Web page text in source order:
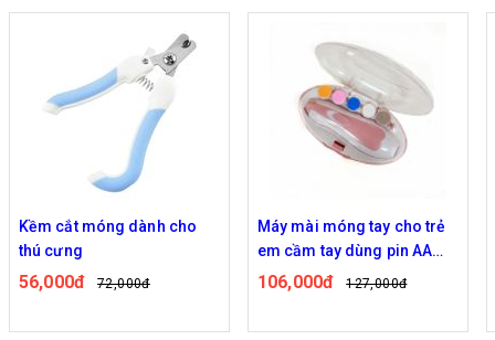
Kềm cắt móng dành cho
thú cưng
56,000đ 72,000đ
Máy mài móng tay cho trẻ
em cầm tay dùng pin AA
tiện lợi
106,000đ 127,000đ